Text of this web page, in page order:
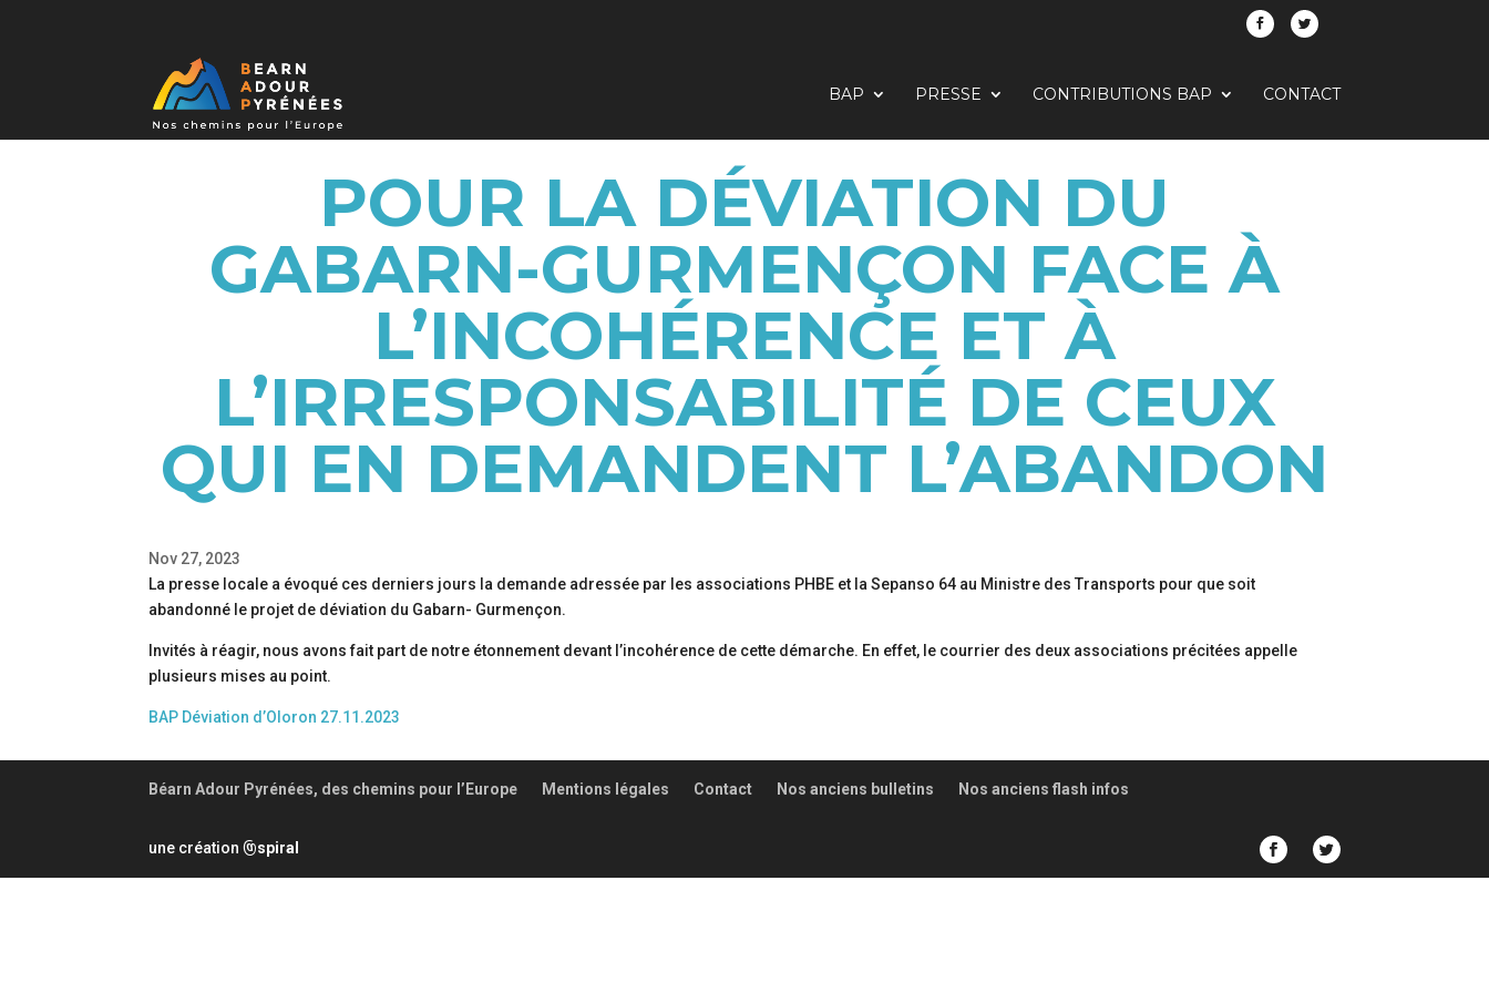
BAP PRESSE CONTRIBUTIONS BAP CONTACT
POUR LA DÉVIATION DU
GABARN-GURMENÇON FACE À
L’INCOHÉRENCE ET À
L’IRRESPONSABILITÉ DE CEUX
QUI EN DEMANDENT L’ABANDON
Nov 27, 2023
La presse locale a évoqué ces derniers jours la demande adressée par les associations PHBE et la Sepanso 64 au Ministre des Transports pour que soit
abandonné le projet de déviation du Gabarn- Gurmençon.
Invités à réagir, nous avons fait part de notre étonnement devant l’incohérence de cette démarche. En effet, le courrier des deux associations précitées appelle
plusieurs mises au point.
BAP Déviation d’Oloron 27.11.2023
Béarn Adour Pyrénées, des chemins pour l’Europe Mentions légales Contact Nos anciens bulletins Nos anciens flash infos
une création@spiral